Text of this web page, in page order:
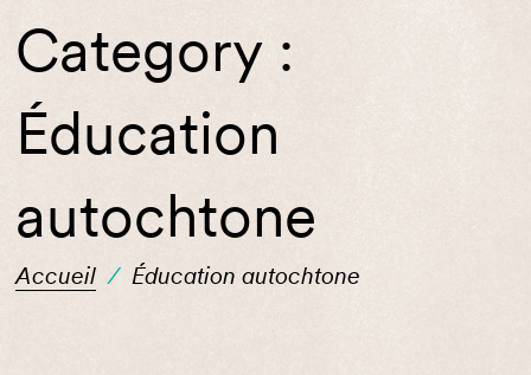
Category :
Éducation
autochtone
Accueil / Éducation autochtone